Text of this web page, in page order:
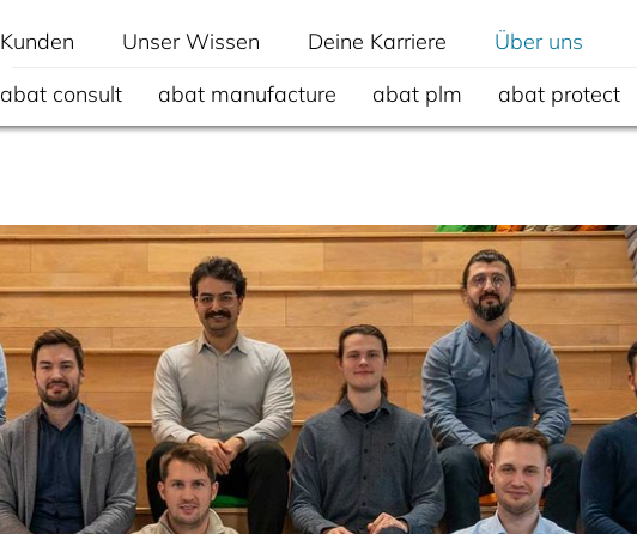
Kunden Unser Wissen Deine Karriere Über uns
abat consult
abat manufacture abat plm abat protect